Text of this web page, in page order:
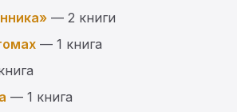
— 2 книги
— 1 книга
— 1 книга